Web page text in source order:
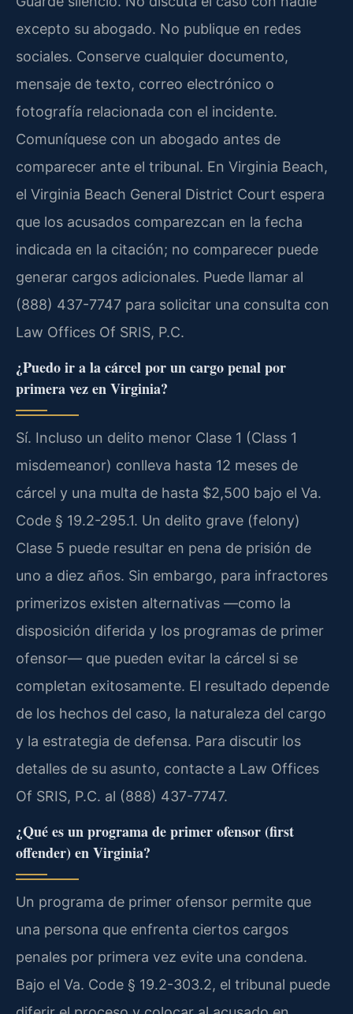
excepto su abogado. No publique en redes
sociales. Conserve cualquier documento,
mensaje de texto, correo electrónico o
fotografía relacionada con el incidente.
Comuníquese con un abogado antes de
comparecer ante el tribunal. En Virginia Beach,
el Virginia Beach General District Court espera
que los acusados comparezcan en la fecha
indicada en la citación; no comparecer puede
generar cargos adicionales. Puede llamar al
(888) 437-7747 para solicitar una consulta con
Law Offices Of SRIS, P.C.
¿Puedo ir a la cárcel por un cargo penal por
primera vez en Virginia?
Sí. Incluso un delito menor Clase 1 (Class 1
misdemeanor) conlleva hasta 12 meses de
cárcel y una multa de hasta $2,500 bajo el Va.
Code § 19.2-295.1. Un delito grave (felony)
Clase 5 puede resultar en pena de prisión de
uno a diez años. Sin embargo, para infractores
primerizos existen alternativas —como la
disposición diferida y los programas de primer
ofensor— que pueden evitar la cárcel si se
completan exitosamente. El resultado depende
de los hechos del caso, la naturaleza del cargo
y la estrategia de defensa. Para discutir los
detalles de su asunto, contacte a Law Offices
Of SRIS, P.C. al (888) 437-7747.
¿Qué es un programa de primer ofensor (first
offender) en Virginia?
Un programa de primer ofensor permite que
una persona que enfrenta ciertos cargos
penales por primera vez evite una condena.
Bajo el Va. Code § 19.2-303.2, el tribunal puede